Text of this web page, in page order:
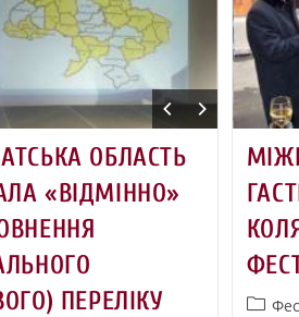
ОБЛАСТЬ
«ВІДМІННО»
ПЕРЕЛІКУ